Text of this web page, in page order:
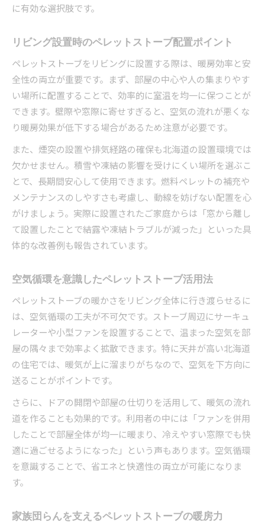
に有効な選択肢です。
リビング設置時のペレットストーブ配置ポイント
ペレットストーブをリビングに設置する際は、暖房効率と安
全性の両立が重要です。まず、部屋の中心や人の集まりやす
い場所に配置することで、効率的に室温を均一に保つことが
できます。壁際や窓際に寄せすぎると、空気の流れが悪くな
り暖房効果が低下する場合があるため注意が必要です。
また、煙突の設置や排気経路の確保も北海道の設置環境では
欠かせません。積雪や凍結の影響を受けにくい場所を選ぶこ
とで、長期間安心して使用できます。燃料ペレットの補充や
メンテナンスのしやすさも考慮し、動線を妨げない配置を心
がけましょう。実際に設置されたご家庭からは「窓から離し
て設置したことで結露や凍結トラブルが減った」といった具
体的な改善例も報告されています。
空気循環を意識したペレットストーブ活用法
ペレットストーブの暖かさをリビング全体に行き渡らせるに
は、空気循環の工夫が不可欠です。ストーブ周辺にサーキュ
レーターや小型ファンを設置することで、温まった空気を部
屋の隅々まで効率よく拡散できます。特に天井が高い北海道
の住宅では、暖気が上に溜まりがちなので、空気を下方向に
送ることがポイントです。
さらに、ドアの開閉や部屋の仕切りを活用して、暖気の流れ
道を作ることも効果的です。利用者の中には「ファンを併用
したことで部屋全体が均一に暖まり、冷えやすい窓際でも快
適に過ごせるようになった」という声もあります。空気循環
を意識することで、省エネと快適性の両立が可能になりま
す。
家族団らんを支えるペレットストーブの暖房力